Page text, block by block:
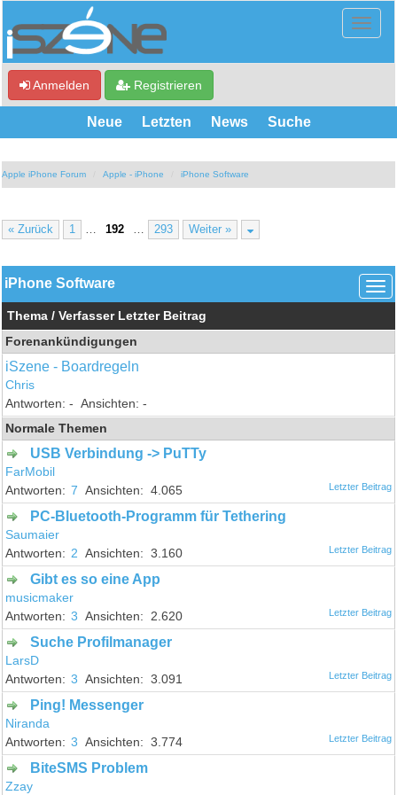
Anmelden Registrieren
Neue Letzten News Suche
Apple iPhone Forum Apple - iPhone iPhone Software
« Zurück 1 192 293 Weiter »
iPhone Software
Thema /Verfasser Letzter Beitrag
Forenankündigungen
iSzene - Boardregeln
Chris
-
-
Normale Themen
USB Verbindung -> PuTTy
FarMobil
7
4.065
PC-Bluetooth-Programm für Tethering
Saumaier
2
3.160
Gibt es so eine App
musicmaker
3
2.620
Suche Profilmanager
LarsD
3
3.091
Ping! Messenger
Niranda
3
3.774
BiteSMS Problem
Zzay